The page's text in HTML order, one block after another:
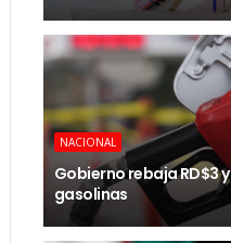
NACIONAL
Gobierno rebaja RD$3
gasolinas